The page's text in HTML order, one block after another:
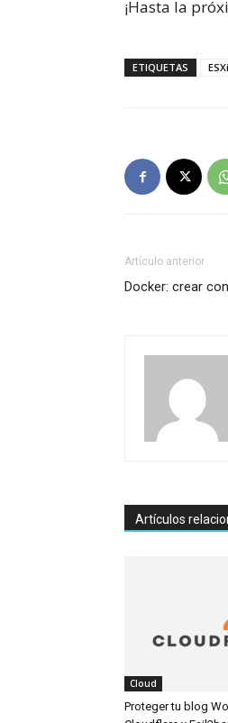
¡Hasta la
ETIQUETAS ESXi
Artículo anterior
Docker: crear
Artículos
Cloud
Proteger tu blog